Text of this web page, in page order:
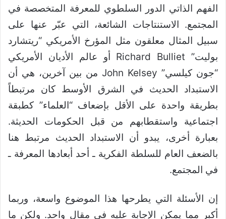
الفهم الذاتي الدور السلطوي للمعرفة المتخصصة في
المجتمع. الاستنتاجات الشائعة، التي عبّر عنها على
سبيل المثال معلقون مثل المؤرخ الأمريكي “ريتشارد
بوليت” Richard Bulliet أو عالم الأديان الأمريكي
“جون كيلسي” John Kelsey من بين آخرين، هي أن
الاستبداد الحديث في الشرق الأوسط كان مرتبطاً
بطريقة واحدة على الأقل بإضعاف “العلماء” كطبقة
اجتماعية واستقطابهم من قبل الحكومات الحديثة.
بعبارة أخرى، يبدو أن الاستبداد الحديث مرتبط هنا
بالضعف العام للسلطة الفكرية ـ أحد أبعادها المعرفة ـ
في المجتمع.
إن الأسئلة التي يطرحها هذا الموضوع واسعة، وربما
أكبر مما يمكن الإجابة عليه في مقال واحد. ولكن ما